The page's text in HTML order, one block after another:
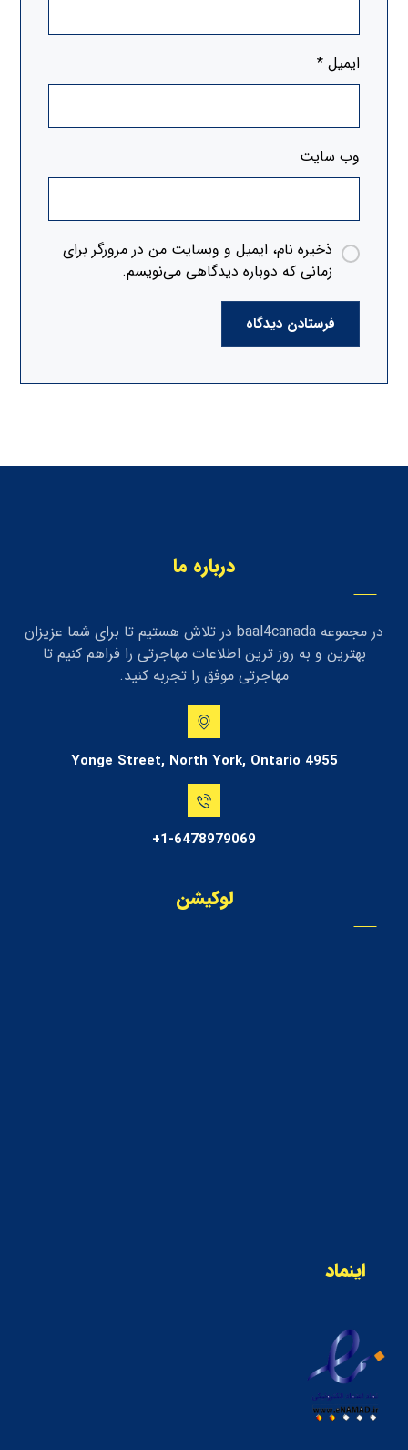
ایمیل*
وب‌ سایت
ذخیره نام، ایمیل و وبسایت من در مرورگر برای
زمانی که دوباره دیدگاهی می‌نویسم.
فرستادن دیدگاه
درباره ما
در مجموعه baal4canada در تلاش هستیم تا برای شما عزیزان
بهترین و به روز ترین اطلاعات مهاجرتی را فراهم کنیم تا
مهاجرتی موفق را تجربه کنید.
4955 Yonge Street, North York, Ontario
1-6478979069+
لوکیشن
اینماد